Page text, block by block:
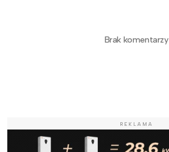
Brak komentarzy
REKLAMA